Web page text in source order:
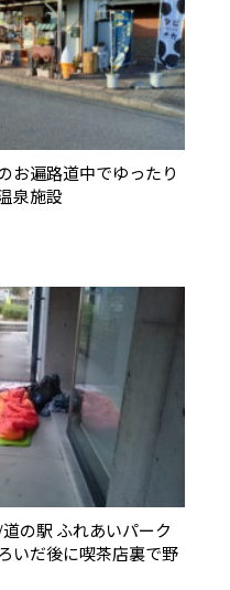
お遍路道中でゆったり
泉施設
の駅 ふれあいパーク
いだ後に喫茶店裏で野